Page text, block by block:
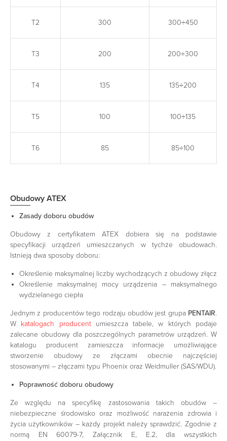
T2 300 300÷450
T3 200 200÷300
T4 135 135÷200
T5 100 100÷135
T6 85 85÷100
Obudowy ATEX
Zasady doboru obudów
Obudowy z certyfikatem ATEX dobiera się na podstawie
specyfikacji urządzeń umieszczanych w tychże obudowach.
Istnieją dwa sposoby doboru:
Określenie maksymalnej liczby wychodzących z obudowy złącz
Określenie maksymalnej mocy urządzenia – maksymalnego
wydzielanego ciepła
Jednym z producentów tego rodzaju obudów jest grupa PENTAIR.
W katalogach producentumieszcza tabele, w których podaje
zalecane obudowy dla poszczególnych parametrów urządzeń. W
katalogu producent zamieszcza informacje umożliwiające
stworzenie obudowy ze złączami obecnie najczęściej
stosowanymi – złączami typu Phoenix oraz Weidmuller (SAS/WDU).
Poprawność doboru obudowy
Ze względu na specyfikę zastosowania takich obudów –
niebezpieczne środowisko oraz możliwość narażenia zdrowia i
życia użytkowników – każdy projekt należy sprawdzić. Zgodnie z
normą EN 60079-7, Załącznik E, E.2, dla wszystkich